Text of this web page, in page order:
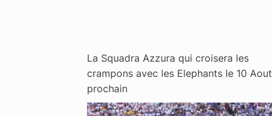
La Squadra Azzura qui croisera les
crampons avec les Elephants le 10 Aout
prochain